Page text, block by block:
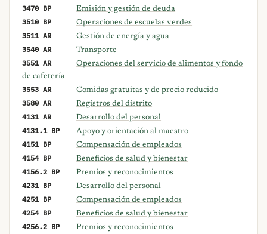
3470 BP Emisión y gestión de deuda
3510 BP Operaciones de escuelas verdes
3511 AR Gestión de energía y agua
3540 AR Transporte
3551 AR
Operaciones del servicio de alimentos y fondo
de cafetería
3553 AR Comidas gratuitas y de precio reducido
3580 AR Registros del distrito
4131 AR Desarrollo del personal
4131.1 BP Apoyo y orientación al maestro
4151 BP Compensación de empleados
4154 BP Beneficios de salud y bienestar
4156.2 BP Premios y reconocimientos
4231 BP Desarrollo del personal
4251 BP Compensación de empleados
4254 BP Beneficios de salud y bienestar
4256.2 BP Premios y reconocimientos